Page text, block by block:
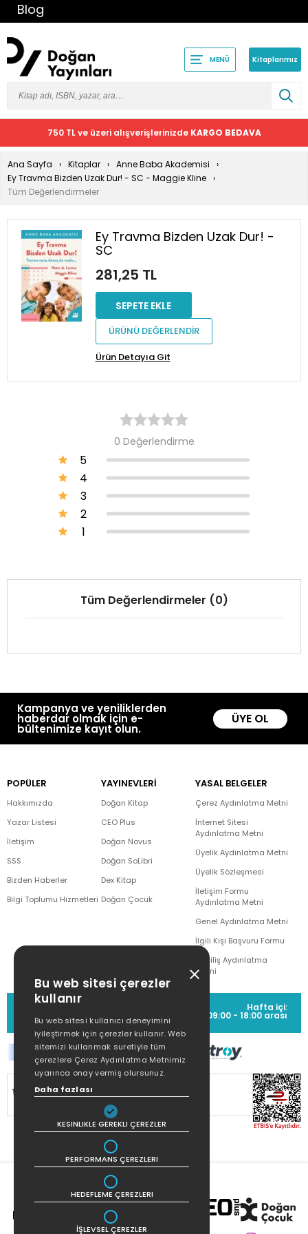
Blog
MENÜ Kitaplarımız
750 TL ve üzeri alışverişlerinizde KARGO BEDAVA
Ana Sayfa Kitaplar
Anne Baba Akademisi
Ey Travma Bizden Uzak Dur! - SC - Maggie Kline
Tüm Değerlendirmeler
Ey Travma Bizden Uzak Dur! -
SC
281,25 TL
SEPETE EKLE
ÜRÜNÜ DEĞERLENDİR
Ürün Detayıa Git
0 Değerlendirme
5
4
3
2
1
Tüm Değerlendirmeler (0)
Kampanya ve yeniliklerden
haberdar olmak için e-
bültenimize kayıt olun.
ÜYE OL
POPÜLER
Hakkımızda
Yazar Listesi
İletişim
SSS
Bizden Haberler
Bilgi Toplumu Hizmetleri
YAYINEVLERİ
Doğan Kitap
CEO Plus
Doğan Novus
Doğan SoLibri
Dex Kitap
Doğan Çocuk
YASAL BELGELER
Çerez Aydınlatma Metni
İnternet Sitesi
Aydınlatma Metni
Üyelik Aydınlatma Metni
Üyelik Sözleşmesi
İletişim Formu
Aydınlatma Metni
Genel Aydınlatma Metni
İlgili Kişi Başvuru Formu
Çekiliş Aydınlatma
Metni
MÜŞTERİ HİZMETLERİ
(0212) 373 77 00
Hafta içi:
09:00 - 18:00 arası
SİTEMİZ
KORUNMAKTADIR.
Bu web sitesi çerezler
kullanır
Bu web sitesi kullanıcı deneyimini
iyileştirmek için çerezler kullanır. Web
sitemizi kullanmak suretiyle tüm
çerezlere Çerez Aydınlatma Metnimiz
uyarınca onay vermiş olursunuz.
Daha fazlası
KESINLIKLE GEREKLI ÇEREZLER
PERFORMANS ÇEREZLERI
HEDEFLEME ÇEREZLERI
İŞLEVSEL ÇEREZLER